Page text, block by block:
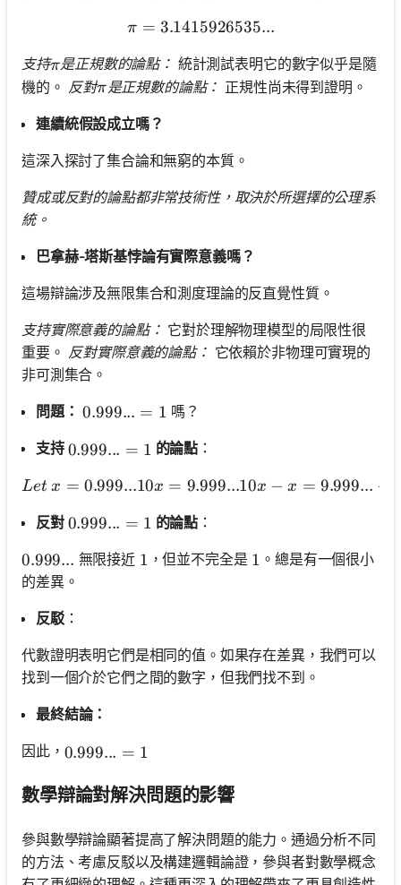
\pi = 3.1415926535...
π = 3.1415926535...
支持\pi
π是正規數的論點： 統計測試表明它的數字似乎是隨
機的。 反對\pi
π是正規數的論點： 正規性尚未得到證明。
連續統假設成立嗎？
這深入探討了集合論和無窮的本質。
贊成或反對的論點都非常技術性，取決於所選擇的公理系
統。
巴拿赫-塔斯基悖論有實際意義嗎？
這場辯論涉及無限集合和測度理論的反直覺性質。
支持實際意義的論點： 它對於理解物理模型的局限性很
重要。 反對實際意義的論點： 它依賴於非物理可實現的
非可測集合。
問題： 0.999... = 1
0.999... = 1 嗎？
支持 0.999... = 1
0.999... = 1 的論點 ：
Let\ x =
Let x = 0.999...10x = 9.999...10x − x = 9.999... −
反對 0.999... = 1
0.999... = 1 的論點 ：
0.999...
0.999... 無限接近 1
1 ，但並不完全是 1
1 。總是有一個很小
的差異。
反駁：
代數證明表明它們是相同的值。如果存在差異，我們可以
找到一個介於它們之間的數字，但我們找不到。
最終結論：
因此， 0.999... = 1
0.999... = 1
數學辯論對解決問題的影響
參與數學辯論顯著提高了解決問題的能力。通過分析不同
的方法、考慮反駁以及構建邏輯論證，參與者對數學概念